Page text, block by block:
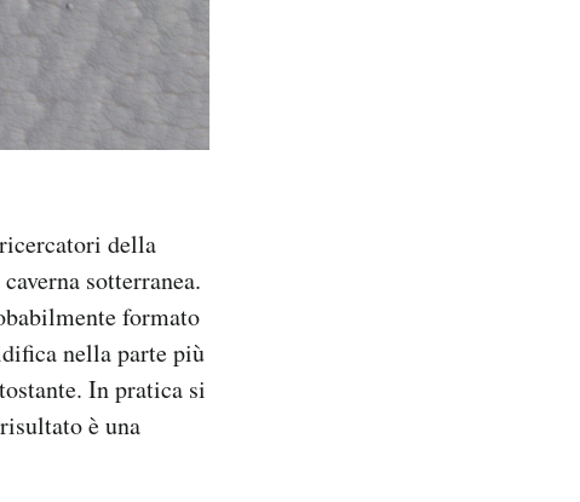
della
sotterranea.
formato
nella parte più
In pratica si
è una